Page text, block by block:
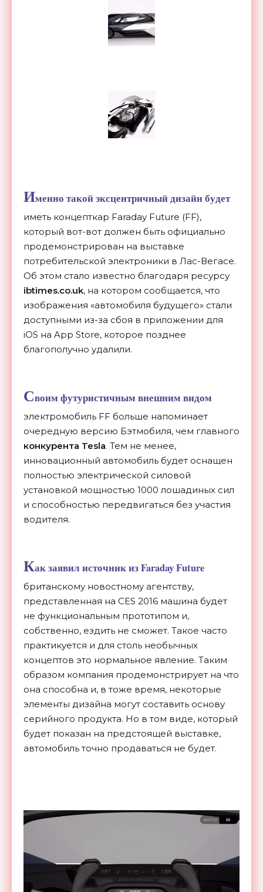
Именно такой эксцентричный дизайн будет
иметь концепткар Faraday Future (FF),
который вот-вот должен быть официально
продемонстрирован на выставке
потребительской электроники в Лас-Вегасе.
Об этом стало известно благодаря ресурсу
ibtimes.co.uk, на котором сообщается, что
изображения «автомобиля будущего» стали
доступными из-за сбоя в приложении для
iOS на App Store, которое позднее
благополучно удалили.
Своим футуристичным внешним видом
электромобиль FF больше напоминает
очередную версию Бэтмобиля, чем главного
конкурента Tesla. Тем не менее,
инновационный автомобиль будет оснащен
полностью электрической силовой
установкой мощностью 1000 лошадиных сил
и способностью передвигаться без участия
водителя.
Как заявил источник из Faraday Future
британскому новостному агентству,
представленная на CES 2016 машина будет
не функциональным прототипом и,
собственно, ездить не сможет. Такое часто
практикуется и для столь необычных
концептов это нормальное явление. Таким
образом компания продемонстрирует на что
она способна и, в тоже время, некоторые
элементы дизайна могут составить основу
серийного продукта. Но в том виде, который
будет показан на предстоящей выставке,
автомобиль точно продаваться не будет.